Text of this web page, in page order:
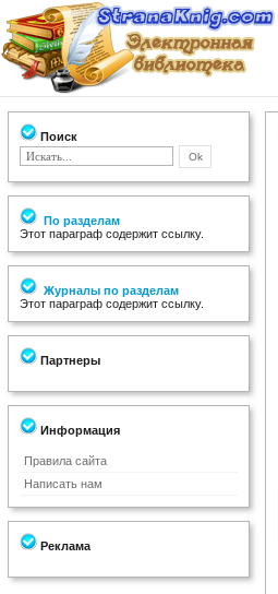
Поиск
По разделам
Этот параграф содержит ссылку.
Журналы по разделам
Этот параграф содержит ссылку.
Партнеры
Информация
Правила сайта
Написать нам
Реклама